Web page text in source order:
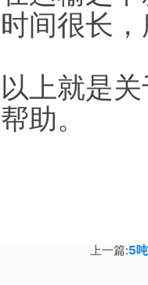
时间很长
以上就是
帮助。
上一篇:5